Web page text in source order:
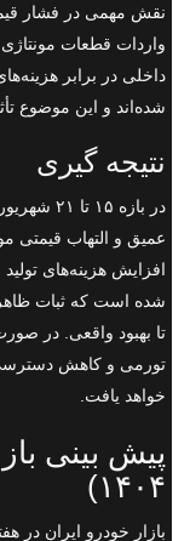
نقش مهمی در فشار قیمتی
واردات قطعات مونتاژی
داخلی در برابر هزینه‌های
شده‌اند و این موضوع
نتیجه گیری
عمیق و التهاب قیمتی
افزایش هزینه‌های
شده است که ثبات ظاهری
تا بهبود واقعی. در
تورمی و کاهش دسترسی
خواهد یافت.
۱۴۰۴)
بازار خودرو ایران در